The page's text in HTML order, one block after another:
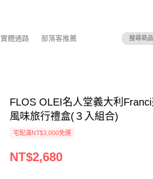
實體通路 部落客推薦
FLOS OLEI名人堂義大利
風味旅行禮盒(３入組合)
宅配滿NT$3,000免運
NT$2,680